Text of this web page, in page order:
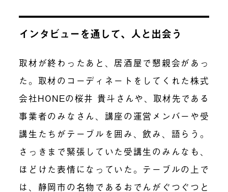
インタビューを通して、人と出会う
取材が終わったあと、居酒屋で懇親会があっ
た。取材のコーディネートをしてくれた株式
会社HONEの桜井 貴⽃さんや、取材先である
事業者のみなさん、講座の運営メンバーや受
講生たちがテーブルを囲み、飲み、語らう。
さっきまで緊張していた受講生のみんなも、
ほどけた表情になっていた。テーブルの上で
は、静岡市の名物であるおでんがぐつぐつと